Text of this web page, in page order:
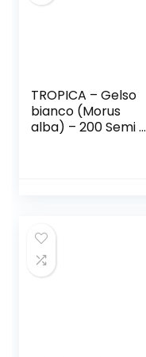
TROPICA – Gelso
bianco (Morus
alba) – 200 Semi –